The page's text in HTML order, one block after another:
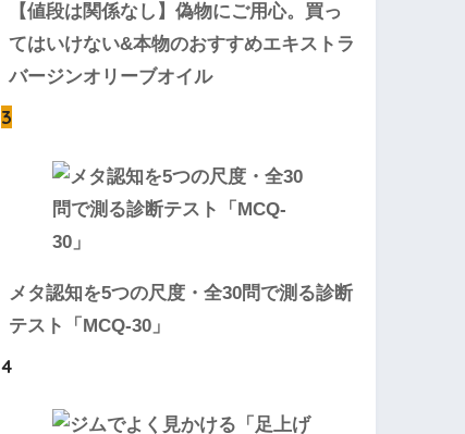
【値段は関係なし】偽物にご用心。買っ
てはいけない&本物のおすすめエキストラ
バージンオリーブオイル
3
メタ認知を5つの尺度・全30問で測る診断
テスト「MCQ-30」
4